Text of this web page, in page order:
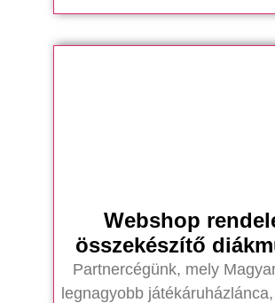
Webshop
összekészítő
Partnercégünk, mely
legnagyobb